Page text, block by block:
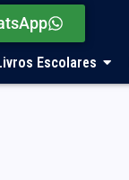
Escolares